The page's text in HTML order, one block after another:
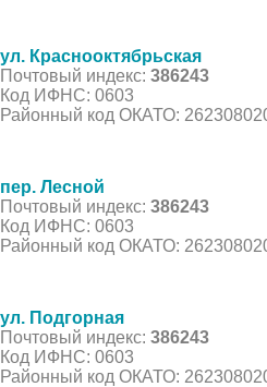
ул. Краснооктябрьская
Почтовый индекс: 386243
Код ИФНС: 0603
Районный код ОКАТО:
пер. Лесной
Почтовый индекс: 386243
Код ИФНС: 0603
Районный код ОКАТО:
ул. Подгорная
Почтовый индекс: 386243
Код ИФНС: 0603
Районный код ОКАТО: